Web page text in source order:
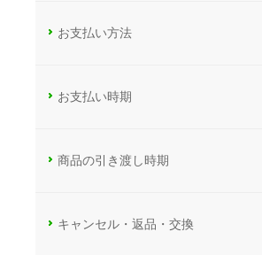
お支払い方法
お支払い時期
商品の引き渡し時期
キャンセル・返品・交換